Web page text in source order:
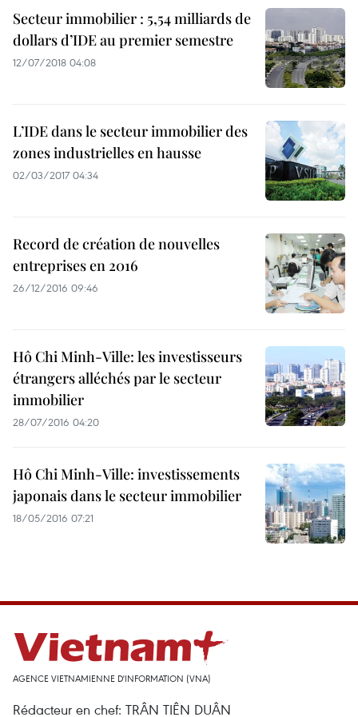
Secteur immobilier : 5,54 milliards de
dollars d’IDE au premier semestre
12/07/2018 04:08
L’IDE dans le secteur immobilier des
zones industrielles en hausse
02/03/2017 04:34
Record de création de nouvelles
entreprises en 2016
26/12/2016 09:46
Hô Chi Minh-Ville: les investisseurs
étrangers alléchés par le secteur
immobilier
28/07/2016 04:20
Hô Chi Minh-Ville: investissements
japonais dans le secteur immobilier
18/05/2016 07:21
AGENCE VIETNAMIENNE D'INFORMATION (VNA)
Rédacteur en chef: TRÂN TIÊN DUÂN